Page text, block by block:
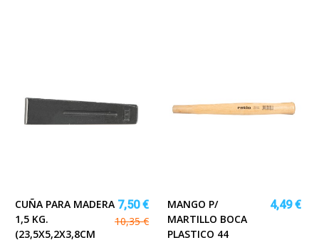
CUÑA PARA MADERA
1,5 KG.
(23,5X5,2X3,8CM
7,50 €
10,35 €
MANGO P/
MARTILLO BOCA
PLASTICO 44
4,49 €